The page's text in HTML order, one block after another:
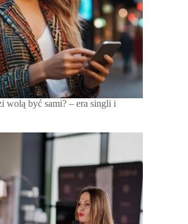
wolą być sami? – era singli i